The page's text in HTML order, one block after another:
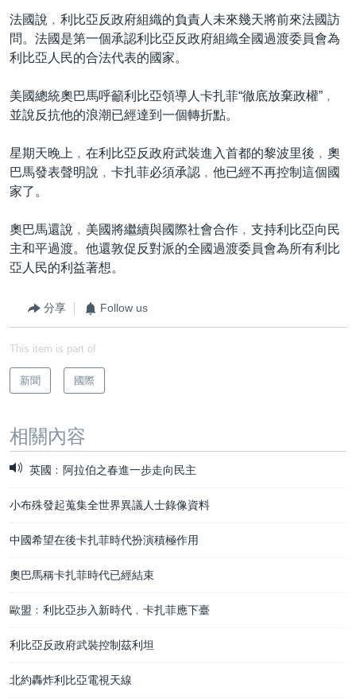
廣播節目表
法國說﹐利比亞反政府組織的負責人未來幾天將前來法國訪
問。法國是第一個承認利比亞反政府組織全國過渡委員會為
利比亞人民的合法代表的國家。
美國總統奧巴馬呼籲利比亞領導人卡扎菲“徹底放棄政權”﹐
並說反抗他的浪潮已經達到一個轉折點。
星期天晚上﹐在利比亞反政府武裝進入首都的黎波里後﹐奧
巴馬發表聲明說﹐卡扎菲必須承認﹐他已經不再控制這個國
家了。
奧巴馬還說﹐美國將繼續與國際社會合作﹐支持利比亞向民
主和平過渡。他還敦促反對派的全國過渡委員會為所有利比
亞人民的利益著想。
分享 Follow us
This item is part of
新聞 國際
相關內容
英國﹕阿拉伯之春進一步走向民主
小布殊發起蒐集全世界異議人士錄像資料
中國希望在後卡扎菲時代扮演積極作用
奧巴馬稱卡扎菲時代已經結束
歐盟﹕利比亞步入新時代﹐卡扎菲應下臺
利比亞反政府武裝控制茲利坦
北約轟炸利比亞電視天線